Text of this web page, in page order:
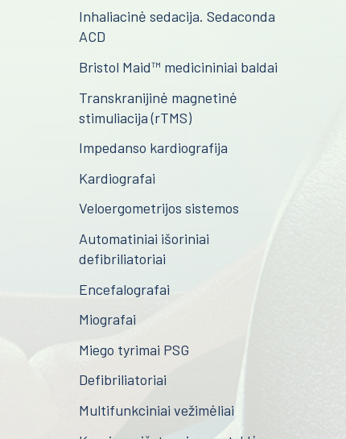
Inhaliacinė sedacija. Sedaconda
ACD
Bristol Maid™ medicininiai baldai
Transkranijinė magnetinė
stimuliacija (rTMS)
Impedanso kardiografija
Kardiografai
Veloergometrijos sistemos
Automatiniai išoriniai
defibriliatoriai
Encefalografai
Miografai
Miego tyrimai PSG
Defibriliatoriai
Multifunkciniai vežimėliai